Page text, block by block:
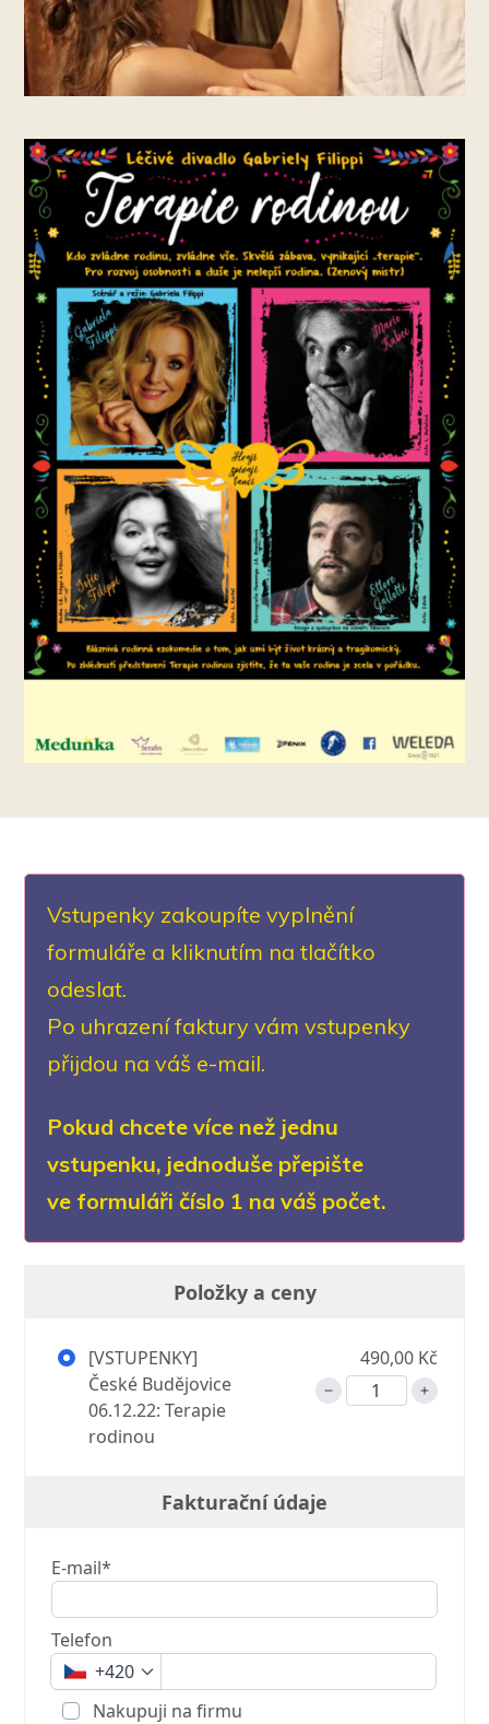
Vstupenky zakoupíte vyplnění
formuláře a kliknutím na tlačítko
odeslat.
Po uhrazení faktury vám vstupenky
přijdou na váš e-mail.
Pokud chcete více než jednu
vstupenku, jednoduše přepište
ve formuláři číslo 1 na váš počet.
Položky a ceny
[VSTUPENKY]
České Budějovice
06.12.22: Terapie
rodinou
490,00 Kč
Fakturační údaje
E-mail*
Telefon
+420
Nakupuji na firmu